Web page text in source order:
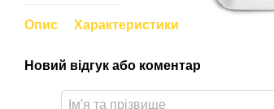
Опис Характеристики
Новий відгук або коментар